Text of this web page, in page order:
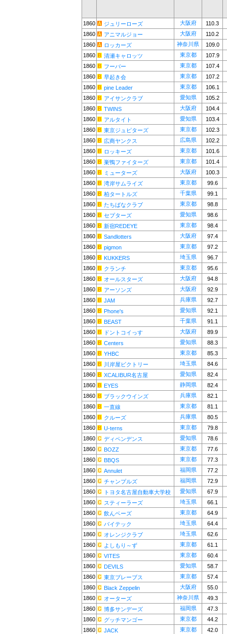
1860 ジュリーローズ 大阪府
110.3
1860
アニマルジョー 大阪府
110.2
1860
ロッカーズ 神奈川県
109.0
1860
清瀬キャロッツ 東京都
107.9
1860
フーバー 東京都
107.4
1860
早起き会 東京都
107.2
1860
pine Leader 東京都
106.1
1860
アイサンクラブ 愛知県
105.2
1860
TWINS 大阪府
104.4
1860
アルタイト 愛知県
103.4
1860
東京ジュピターズ 東京都
102.3
1860
広商ヤンクス 広島県
102.2
1860
ロッキーズ 東京都
101.6
1860
巣鴨ファイターズ 東京都
101.4
1860
ミューターズ 大阪府
100.3
1860
湾岸サムライズ 東京都
99.6
1860
柏タートルズ 千葉県
99.1
1860
たちばなクラブ 東京都
98.8
1860
セプターズ 愛知県
98.6
1860
新宿REDEYE 東京都
98.4
1860
Sandlotters 大阪府
97.4
1860
pigmon 東京都
97.2
1860
KUKKERS 埼玉県
96.7
1860
クランチ 東京都
95.6
1860
オールスターズ 大阪府
94.8
1860
アーソンズ 大阪府
92.9
1860
JAM 兵庫県
92.7
1860
Phone's 愛知県
92.1
1860
BEAST 千葉県
91.1
1860
ドントコイっす 大阪府
89.9
1860
Centers 愛知県
88.3
1860
YHBC 東京都
85.3
1860
川岸屋ビクトリー 埼玉県
84.6
1860
XCALIBUR名古屋 愛知県
82.4
1860
EYES 静岡県
82.4
1860
ブラックウインズ 兵庫県
82.1
1860
一直線 東京都
81.1
1860
クルーズ 兵庫県
80.5
1860
U-terns 東京都
79.8
1860
ディペンデンス 愛知県
78.6
1860
BOZZ 東京都
77.6
1860
BBQS 東京都
77.3
1860
Annulet 福岡県
77.2
1860
チャンプルズ 福岡県
72.9
1860
トヨタ名古屋自動車大学校 愛知県
67.9
1860
スティーラーズ 埼玉県
66.1
1860
飲んベーズ 東京都
64.9
1860
バイテック 埼玉県
64.4
1860
オレンジクラブ 埼玉県
62.6
1860
よしもり～ず 東京都
61.1
1860
VITES 東京都
60.4
1860
DEVILS 愛知県
58.7
1860
東京ブレーブス 東京都
57.4
1860
Black Zeppelin 大阪府
55.0
1860
オーターズ 神奈川県
49.3
1860
博多サンデーズ 福岡県
47.3
1860
グッチマンゴー 東京都
44.2
1860
JACK 東京都
42.0